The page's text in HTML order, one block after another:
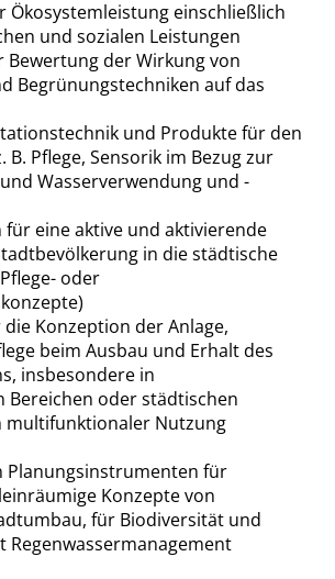
Ökosystemleistung einschließlich
und sozialen Leistungen
der Wirkung von
Begrünungstechniken auf das
und Produkte für den
B. Pflege, Sensorik im Bezug zur
Wasserverwendung und -
für eine aktive und aktivierende
in die städtische
oder
Konzeption der Anlage,
beim Ausbau und Erhalt des
insbesondere in
Bereichen oder städtischen
multifunktionaler Nutzung
Planungsinstrumenten für
Konzepte von
für Biodiversität und
Regenwassermanagement